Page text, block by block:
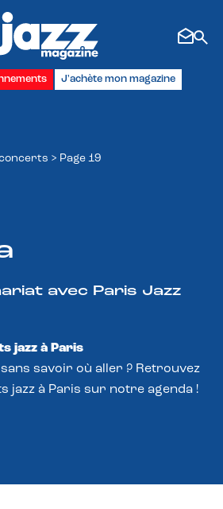
J'achète mon magazine
> Page 19
avec Paris Jazz
jazz à Paris
sans savoir où aller ? Retrouvez
jazz à Paris sur notre agenda !